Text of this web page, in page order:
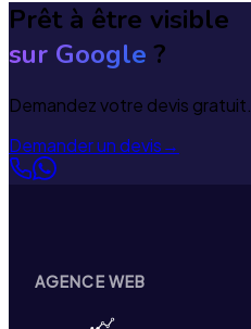
Prêt à être visible
sur Google ?
Demandez votre devis
Demander un devis→
AGENCE WEB